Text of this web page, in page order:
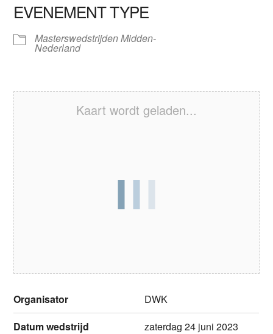
EVENEMENT TYPE
Masterswedstrijden Midden-
Nederland
Kaart wordt geladen...
Organisator
DWK
Datum wedstrijd
zaterdag 24 juni 2023